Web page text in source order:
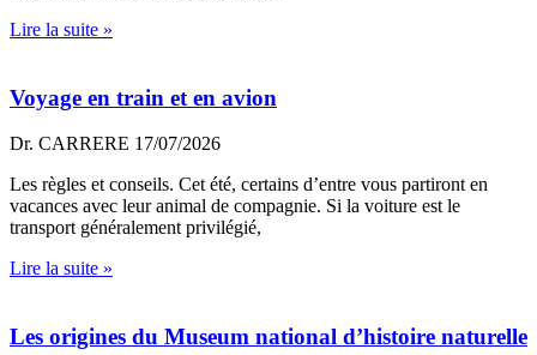
Lire la suite »
Voyage en train et en avion
Dr. CARRERE 17/07/2026
Les règles et conseils. Cet été, certains d’entre vous partiront en
vacances avec leur animal de compagnie. Si la voiture est le
transport généralement privilégié,
Lire la suite »
Les origines du Museum national d’histoire naturelle